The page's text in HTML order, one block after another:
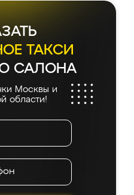
ТАКСИ
САЛОНА
Москвы и
области!